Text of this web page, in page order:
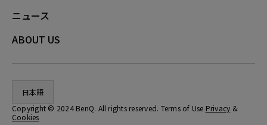
ニュース
ABOUT US
日本語
Copyright © 2024 BenQ. All rights reserved. Terms of Use Privacy &
Cookies